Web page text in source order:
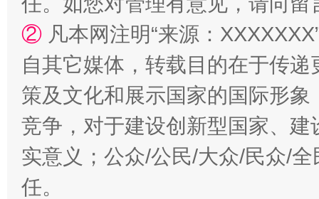
扯下公款旅游的“隐身衣” 如何以
② 凡本网注明“来源：
自其它媒体，转载目的在于传
策及文化和展示国家的国际形
竞争，对于建设创新型国家、
实意义；公众/公民/大众/民众/
任。